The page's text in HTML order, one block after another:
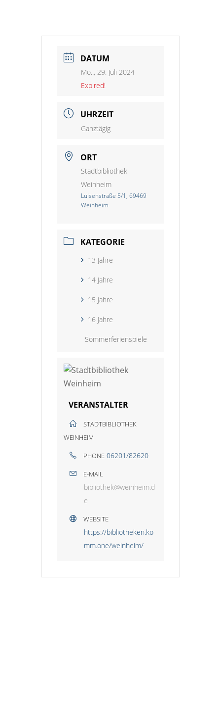
DATUM
Mo.., 29. Juli 2024
Expired!
UHRZEIT
Ganztägig
ORT
Stadtbibliothek
Weinheim
Luisenstraße 5/1, 69469
Weinheim
KATEGORIE
13 Jahre
14 Jahre
15 Jahre
16 Jahre
Sommerferienspiele
VERANSTALTER
STADTBIBLIOTHEK
WEINHEIM
PHONE 06201/82620
E-MAIL
bibliothek@weinheim.d
e
WEBSITE
https://bibliotheken.ko
mm.one/weinheim/